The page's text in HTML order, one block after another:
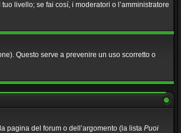
livello; se fai cosí, i moderatori o l’amministratore
Questo serve a prevenire un uso scorretto o
pagina del forum o dell’argomento (la lista Puoi